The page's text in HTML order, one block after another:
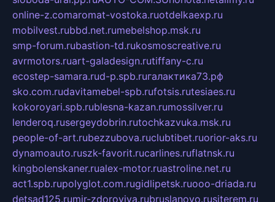
online-z.comaromat-vostoka.ruotdelkaexp.ru
mobilvest.rubbd.net.rumebelshop.msk.ru
smp-forum.rubastion-td.rukosmoscreative.ru
avrmotors.ruart-galadesign.rutiffany-c.ru
ecostep-samara.rud-p.spb.ruгалактика73.рф
sko.com.rudavitamebel-spb.rufotsis.rutesiaes.ru
kokoroyari.spb.rublesna-kazan.rumossilver.ru
lenderoq.rusergeydobrin.rutochkazvuka.msk.ru
people-of-art.rubezzubova.ruclubtibet.ruorior-aks.ru
dynamoauto.ruszk-favorit.rucarlines.ruflatnsk.ru
kingbolenskaner.rualex-motor.ruastroline.net.ru
act1.spb.rupolyglot.com.rugidlipetsk.ruooo-driada.ru
detsad125.rumir-zdoroviya.rubruslanovo.rusiterem.ru